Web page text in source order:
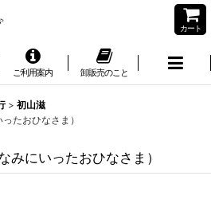
カート
ご利用案内 卸販売のこと
> 初山滋
たおひなさま）
みにいったおひなさま）